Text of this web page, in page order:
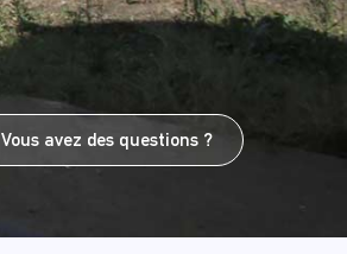
Vous avez des questions ?